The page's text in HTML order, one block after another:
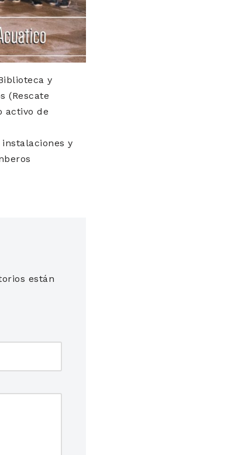
y
(Rescate
activo de
y
están